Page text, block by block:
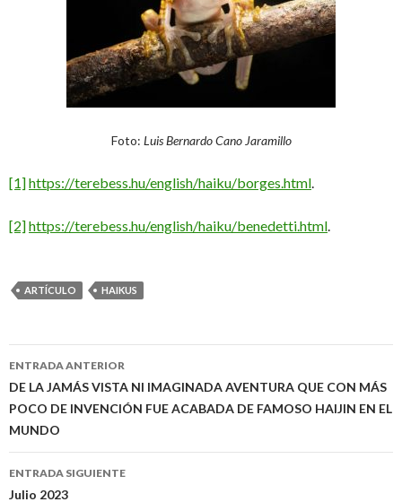
Foto: Luis Bernardo Cano Jaramillo
[1]https://terebess.hu/english/haiku/borges.html.
[2]https://terebess.hu/english/haiku/benedetti.html.
ARTÍCULO HAIKUS
Navegación
de
entradas
ENTRADA ANTERIOR
DE LA JAMÁS VISTA NI IMAGINADA AVENTURA QUE CON MÁS
POCO DE INVENCIÓN FUE ACABADA DE FAMOSO HAIJIN EN EL
MUNDO
ENTRADA SIGUIENTE
Julio 2023